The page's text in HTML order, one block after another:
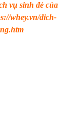
vụ sinh đẻ của
whey.vn/dich-